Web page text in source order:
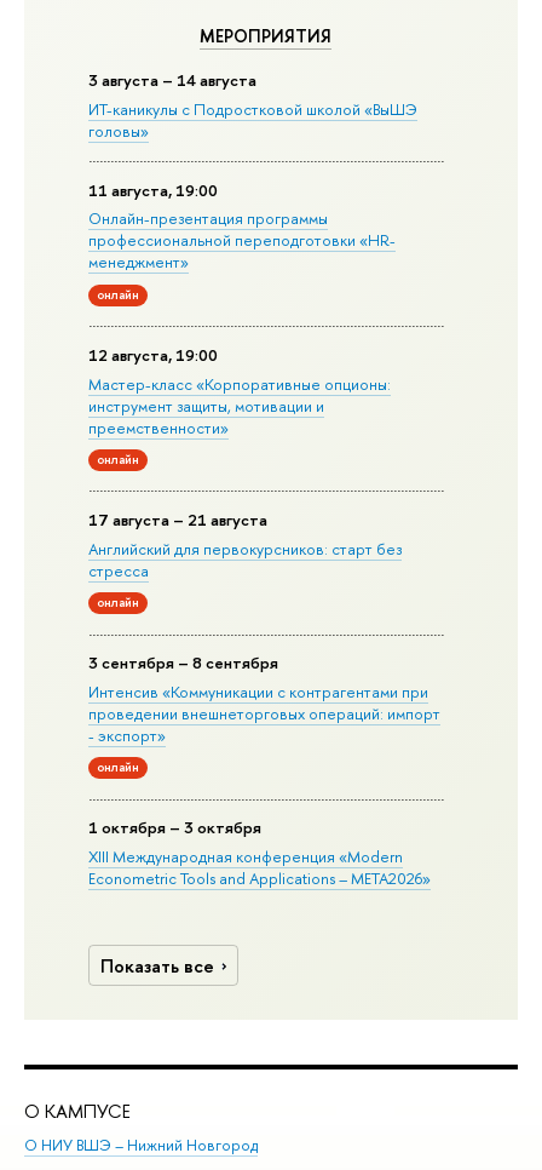
МЕРОПРИЯТИЯ
3 августа – 14 августа
ИТ-каникулы с Подростковой школой «ВыШЭ
головы»
11 августа, 19:00
Онлайн-презентация программы
профессиональной переподготовки «HR-
менеджмент»
онлайн
12 августа, 19:00
Мастер-класс «Корпоративные опционы:
инструмент защиты, мотивации и
преемственности»
онлайн
17 августа – 21 августа
Английский для первокурсников: старт без
стресса
онлайн
3 сентября – 8 сентября
Интенсив «Коммуникации с контрагентами при
проведении внешнеторговых операций: импорт
- экспорт»
онлайн
1 октября – 3 октября
XIII Международная конференция «Modern
Econometric Tools and Applications – META2026»
Показать все
О КАМПУСЕ
О НИУ ВШЭ – Нижний Новгород